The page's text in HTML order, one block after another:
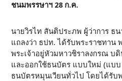
ชนมพรรษาฯ 28 ก.ค.
นายวิรไท สันติประภพ ผู้ว่าการ ธ
แถลงว่า ธปท. ได้รับพระราชทาน
พระเจ้าอยู่หัวมหาวชิราลงกรณ บ
และออกใช้ธนบัตร แบบใหม่ (แบบ
ธนบัตรหมุนเวียนทั่วไป โดยได้รับ